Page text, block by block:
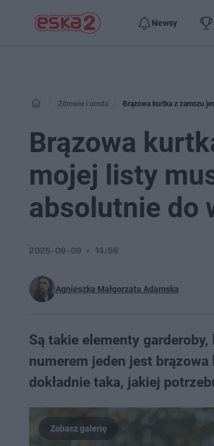
Newsy
Zdrowie i uroda Brązowa kurtka z zamszu
Brązowa
mojej listy
absolutnie do
Agnieszka Małgorzata Adamska
2025-09-09 14:56
Są takie elementy
numerem jeden jest
dokładnie taka, jakiej